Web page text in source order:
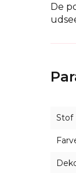
De
Stof